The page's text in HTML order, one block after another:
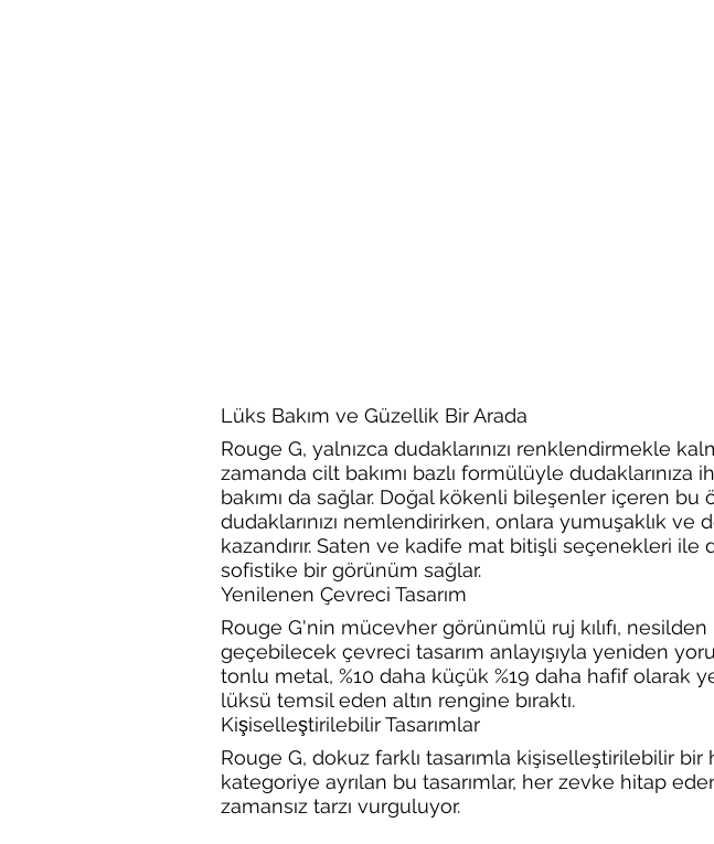
Lüks Bakım ve Güzellik Bir Arada​​​​
Rouge G, yalnızca dudaklarınızı renklendirmekle
zamanda cilt bakımı bazlı formülüyle dudaklarınıza
bakımı da sağlar. Doğal kökenli bileşenler içeren bu
dudaklarınızı nemlendirirken, onlara yumuşaklık ve
kazandırır. Saten ve kadife mat bitişli seçenekleri ile
sofistike bir görünüm sağlar.​​​​
Yenilenen Çevreci Tasarım​​​​​
Rouge G'nin mücevher görünümlü ruj kılıfı, nesilden
geçebilecek çevreci tasarım anlayışıyla yeniden
tonlu metal, %10 daha küçük %19 daha hafif olarak
lüksü temsil eden altın rengine bıraktı.​​
Kişiselleştirilebilir Tasarımlar
Rouge G, dokuz farklı tasarımla kişiselleştirilebilir bir
kategoriye ayrılan bu tasarımlar, her zevke hitap eden
zamansız tarzı vurguluyor.​